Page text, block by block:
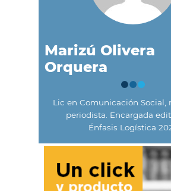
Marizú Olivera
Orquera
Lic en Comunicación Social,
periodista. Encargada
Énfasis Logística